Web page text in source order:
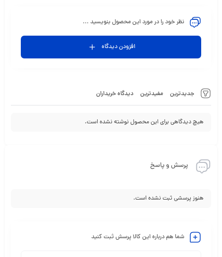
جدیدترین مفیدترین دیدگاه خریداران
هیچ دیدگاهی برای این محصول نوشته نشده است.
نظر خود را در مورد این محصول بنویسید ...
افزودن دیدگاه
پرسش و پاسخ
هنوز پرسشی ثبت نشده است.
شما هم درباره این کالا پرسش ثبت کنید